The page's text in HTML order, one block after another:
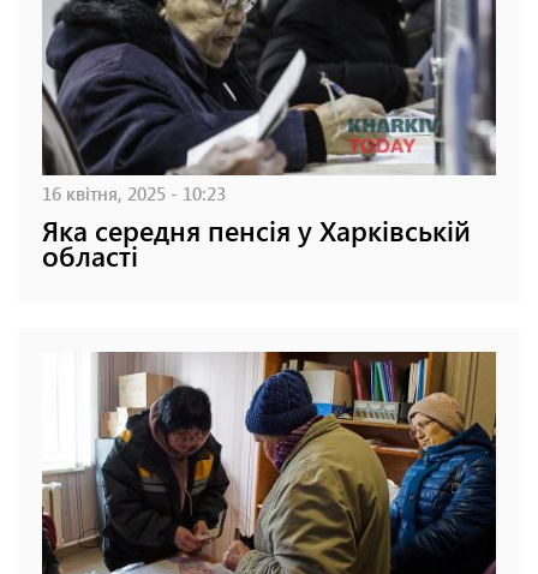
16 квітня, 2025 - 10:23
Яка середня пенсія у Харківській
області